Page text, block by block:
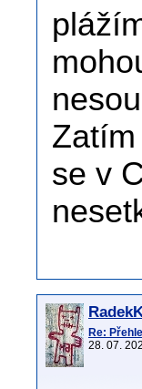
se v
Re:
28. 07.